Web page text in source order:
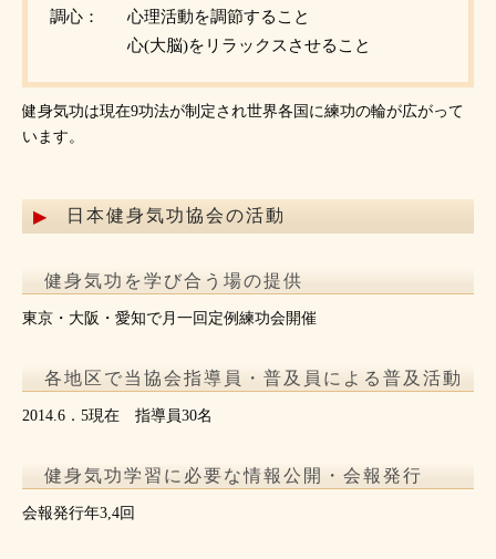
調心：
心理活動を調節すること
心(大脳)をリラックスさせること
健身気功は現在9功法が制定され世界各国に練功の輪が広がって
います。
日本健身気功協会の活動
健身気功を学び合う場の提供
東京・大阪・愛知で月一回定例練功会開催
各地区で当協会指導員・普及員による普及活動
2014.6．5現在 指導員30名
健身気功学習に必要な情報公開・会報発行
会報発行年3,4回